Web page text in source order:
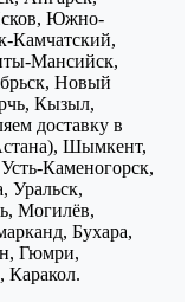
Южно-
Камчатский,
Мансийск,
Новый
Кызыл,
доставку в
Шымкент,
Каменогорск,
Уральск,
Могилёв,
Бухара,
Гюмри,